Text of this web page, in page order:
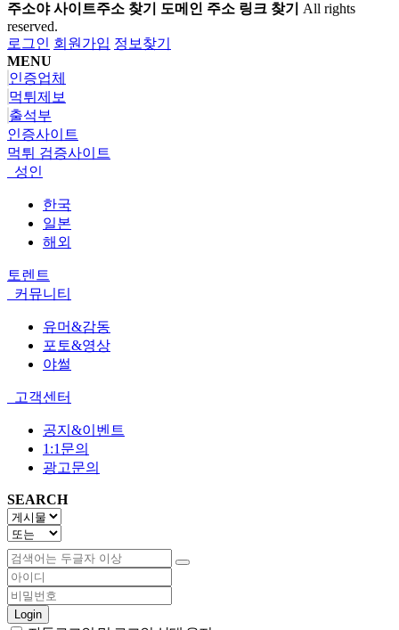
주소야 사이트주소 찾기 도메인 주소 링크 찾기 All rights
reserved.
로그인 회원가입 정보찾기
MENU
인증업체
먹튀제보
출석부
인증사이트
먹튀 검증사이트
성인
한국
일본
해외
토렌트
커뮤니티
유머&감동
포토&영상
야썰
고객센터
공지&이벤트
1:1문의
광고문의
SEARCH
Login